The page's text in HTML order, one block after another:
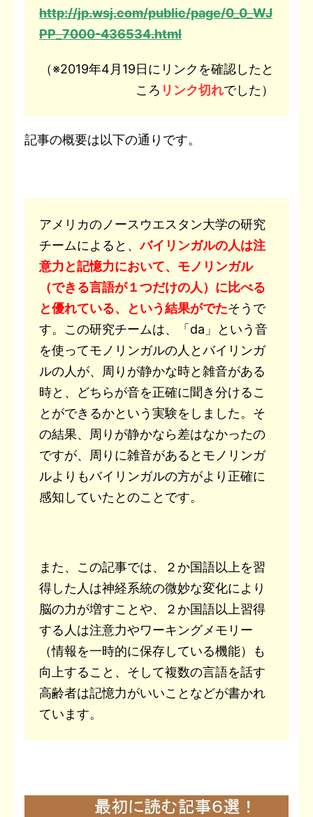
http://jp.wsj.com/public/page/0_0_WJ
PP_7000-436534.html
（※2019年4月19日にリンクを確認したと
ころ リンク切れでした）
記事の概要は以下の通りです。
アメリカのノースウエスタン大学の研究
チームによると、バイリンガルの人は注
意力と記憶力において、モノリンガル
（できる言語が１つだけの人）に比べる
と優れている、という結果がでたそうで
す。この研究チームは、「da」という音
を使ってモノリンガルの人とバイリンガ
ルの人が、周りが静かな時と雑音がある
時と、どちらが音を正確に聞き分けるこ
とができるかという実験をしました。そ
の結果、周りが静かなら差はなかったの
ですが、周りに雑音があるとモノリンガ
ルよりもバイリンガルの方がより正確に
感知していたとのことです。
また、この記事では、２か国語以上を習
得した人は神経系統の微妙な変化により
脳の力が増すことや、２か国語以上習得
する人は注意力やワーキングメモリー
（情報を一時的に保存している機能）も
向上すること、そして複数の言語を話す
高齢者は記憶力がいいことなどが書かれ
ています。